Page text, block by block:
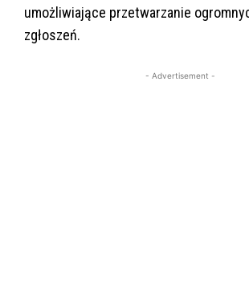
umożliwiające przetwarzanie
zgłoszeń.
- Advertisement -